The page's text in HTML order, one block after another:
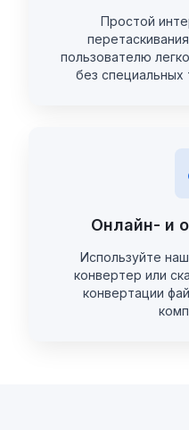
Простой
пользователю
без специальных
Онлайн- и
Используйте
конвертер или
конвертации